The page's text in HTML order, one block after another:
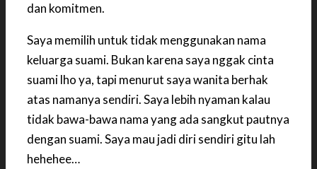
dan komitmen.
Saya memilih untuk tidak menggunakan nama
keluarga suami. Bukan karena saya nggak cinta
suami lho ya, tapi menurut saya wanita berhak
atas namanya sendiri. Saya lebih nyaman kalau
tidak bawa-bawa nama yang ada sangkut pautnya
dengan suami. Saya mau jadi diri sendiri gitu lah
hehehee…